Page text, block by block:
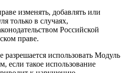
изменять, добавлять или
только в случаях,
Российской
праве.
разрешается использовать Модуль
если такое использование